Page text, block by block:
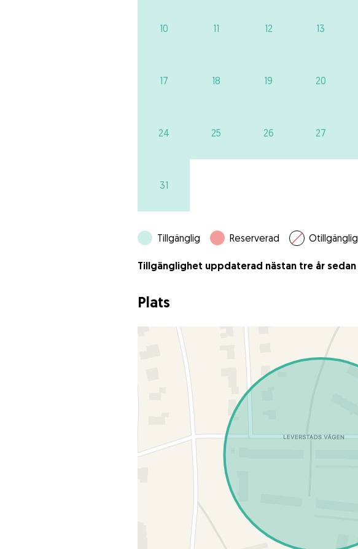
10 11 12 13
17 18 19 20
24 25 26 27
31
Tillgänglig Reserverad Otillgänglig
Tillgänglighet uppdaterad nästan tre år sedan
Plats